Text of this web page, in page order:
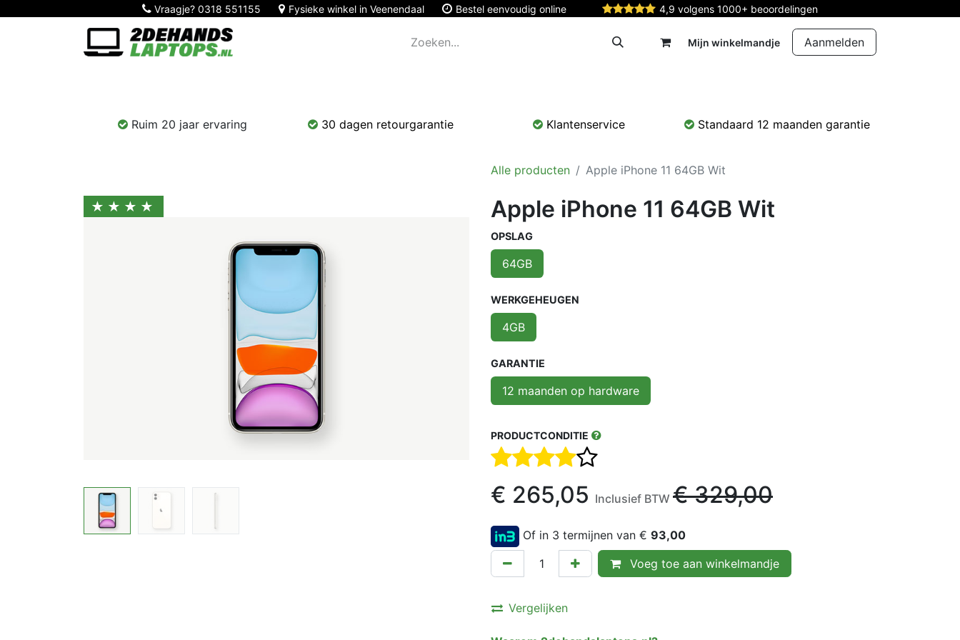
Vraagje? 0318 551155 Fysieke winkel in Veenendaal Bestel eenvoudig online 4,9 volgens 1000+ beoordelingen
Mijn winkelmandje Aanmelden
Ruim 20 jaar ervaring 30 dagen retourgarantie Klantenservice Standaard 12 maanden garantie
Alle producten Apple iPhone 11 64GB Wit
★★★★ Apple iPhone 11 64GB Wit
OPSLAG
64GB
WERKGEHEUGEN
4GB
GARANTIE
12 maanden op hardware
PRODUCTCONDITIE
€ 265,05 Inclusief BTW €329,00
Of in 3 termijnen van € 93,00
Voeg toe aan winkelmandje
Vergelijken